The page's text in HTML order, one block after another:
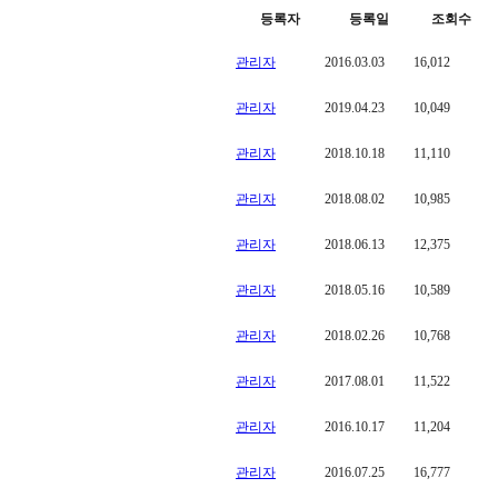
등록자 등록일 조회수
관리자 2016.03.03 16,012
관리자 2019.04.23 10,049
관리자 2018.10.18 11,110
관리자 2018.08.02 10,985
관리자 2018.06.13 12,375
관리자 2018.05.16 10,589
관리자 2018.02.26 10,768
관리자 2017.08.01 11,522
관리자 2016.10.17 11,204
관리자 2016.07.25 16,777